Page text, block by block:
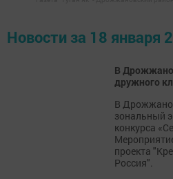
Новости за 18 января
В
дружного
В
зональный
конкурса
проекта
Россия".